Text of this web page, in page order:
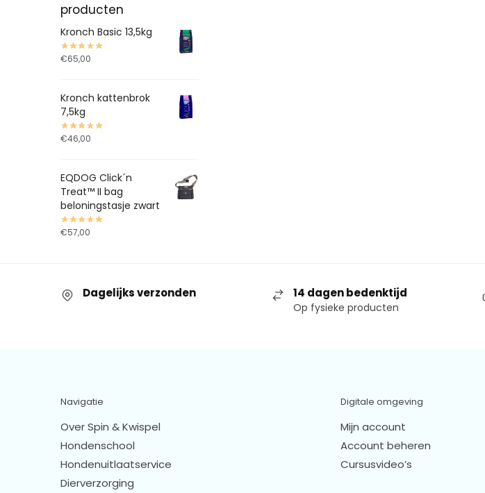
producten
Kronch Basic 13,5kg
€65,00
Kronch kattenbrok
7,5kg
€46,00
EQDOG Click´n
Treat™ II bag
beloningstasje zwart
€57,00
Dagelijks verzonden 14 dagen bedenktijd
Op fysieke producten
Navigatie
Over Spin & Kwispel
Hondenschool
Hondenuitlaatservice
Dierverzorging
Digitale omgeving
Mijn account
Account beheren
Cursusvideo’s